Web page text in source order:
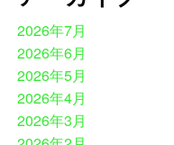
2026年7月
2026年6月
2026年5月
2026年4月
2026年3月